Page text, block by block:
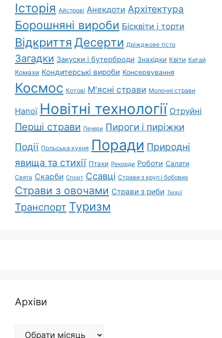
Історія Айстрові Анекдоти Архітектура
Борошняні вироби Бісквіти і торти
Відкриття Десерти Дріжджове тісто
Загадки Закуски і бутерброди Знахідки Квіти Китай
Комахи Кондитерські вироби Консервування
Космос Котові М'ясні страви Молочні страви
Напої Новітні технології Отруйні
Перші страви Печери Пироги і пиріжки
Події Польська кухня Поради Природні
явища та стихії Птахи Рекорди Роботи Салати
Свята Скарби Спорт Ссавці Страви з круп і бобових
Страви з овочами Страви з риби Теорії
Транспорт Туризм
Архіви
Архіви